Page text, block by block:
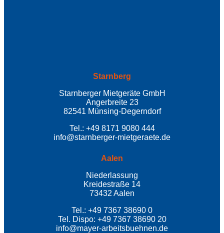
Starnberg
Starnberger Mietgeräte GmbH
Angerbreite 23
82541 Münsing-Degerndorf
Tel.: +49 8171 9080 444
info@starnberger-mietgeraete.de
Aalen
Niederlassung
Kreidestraße 14
73432 Aalen
Tel.: +49 7367 38690 0
Tel. Dispo: +49 7367 38690 20
info@mayer-arbeitsbuehnen.de